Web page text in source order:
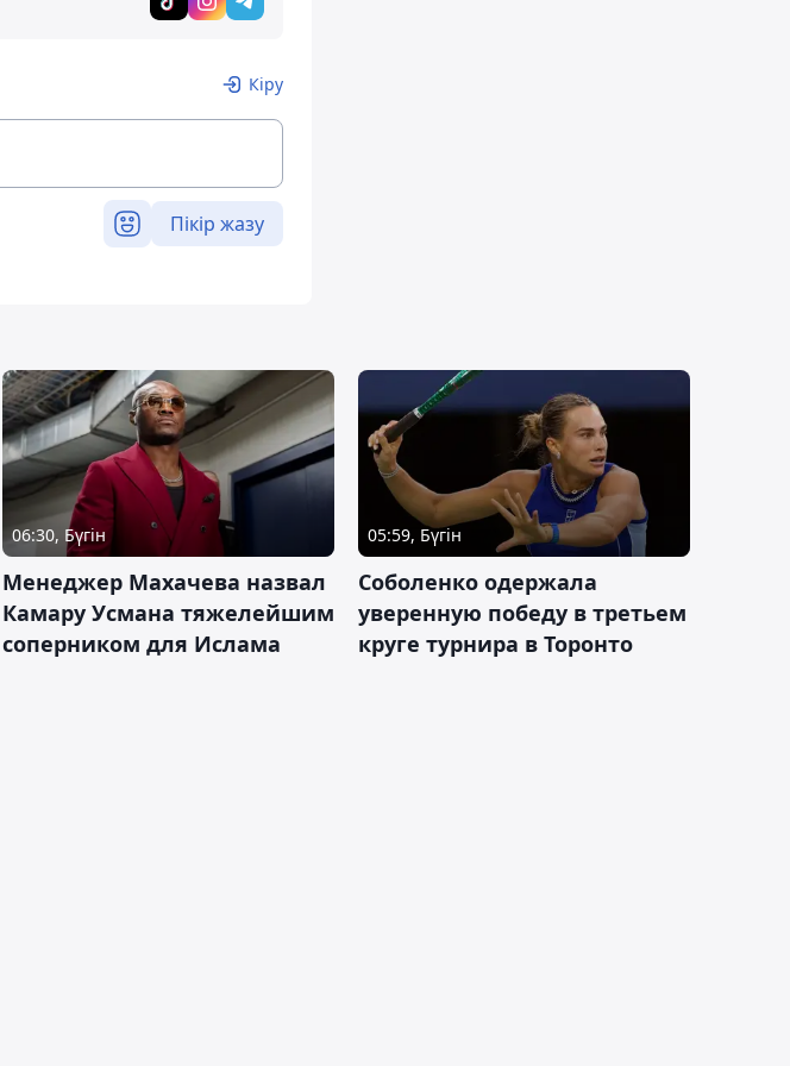
Кіру
Пікір жазу
06:30, Бүгін
Менеджер Махачева назвал
Камару Усмана тяжелейшим
соперником для Ислама
05:59, Бүгін
Соболенко одержала
уверенную победу в третьем
круге турнира в Торонто